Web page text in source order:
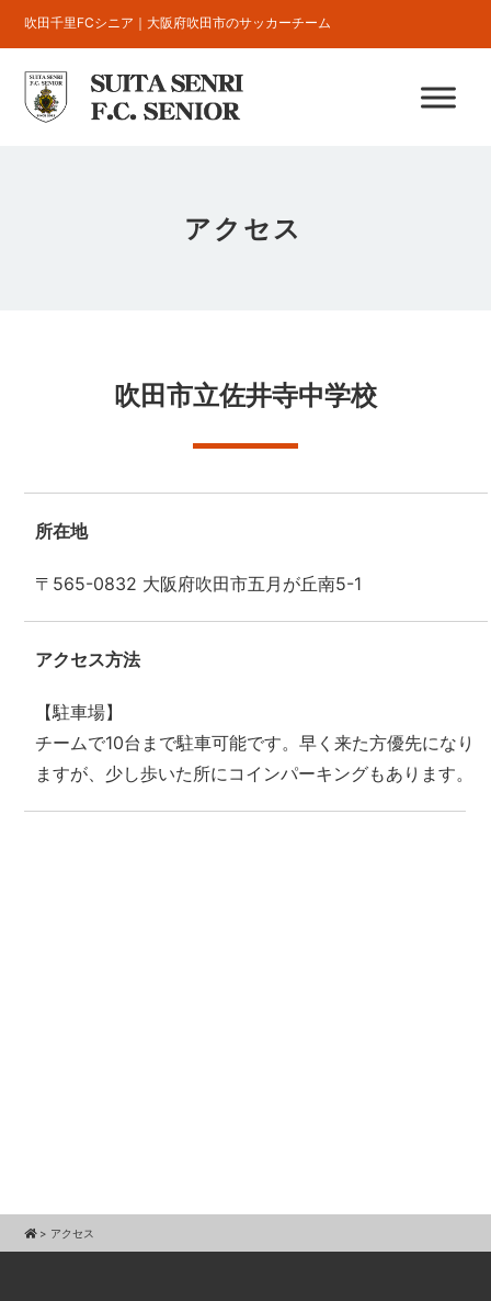
吹田千里FCシニア｜大阪府吹田市のサッカーチーム
アクセス
吹田市立佐井寺中学校
所在地
〒565-0832 大阪府吹田市五月が丘南5-1
アクセス方法
【駐車場】
チームで10台まで駐車可能です。早く来た方優先になり
ますが、少し歩いた所にコインパーキングもあります。
> アクセス